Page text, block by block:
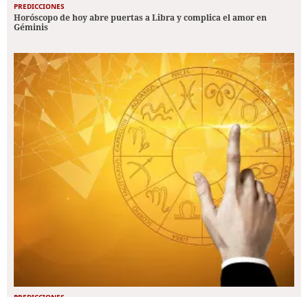
PREDICCIONES
Horóscopo de hoy abre puertas a Libra y complica el amor en
Géminis